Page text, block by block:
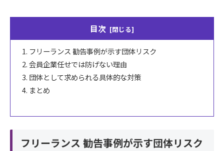
目次
フリーランス 勧告事例が示す団体リスク
会員企業任せでは防げない理由
団体として求められる具体的な対策
まとめ
フリーランス 勧告事例が示す団体リスク